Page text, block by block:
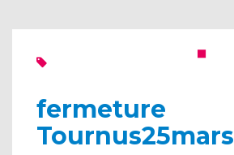
fermeture
Tournus25mars